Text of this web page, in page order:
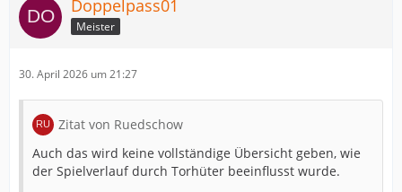
Doppelpass01
Meister
30. April 2026 um 21:27
Zitat von Ruedschow
Auch das wird keine vollständige Übersicht geben, wie
der Spielverlauf durch Torhüter beeinflusst wurde.